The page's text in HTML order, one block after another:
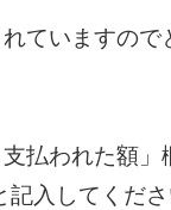
ていますので
払われた額」
入してくだ